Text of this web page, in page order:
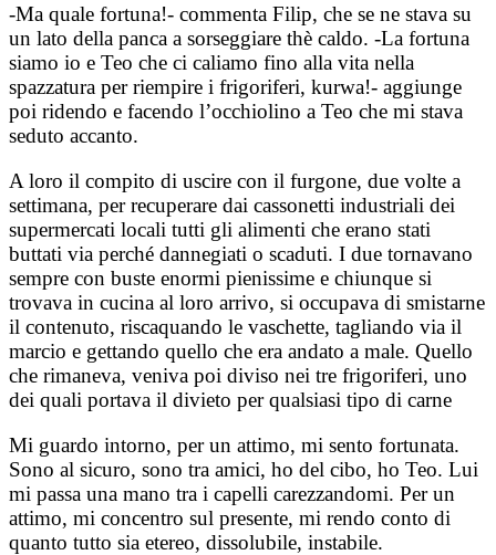
-Ma quale fortuna!- commenta Filip, che se ne stava su
un lato della panca a sorseggiare thè caldo. -La fortuna
siamo io e Teo che ci caliamo fino alla vita nella
spazzatura per riempire i frigoriferi, kurwa!- aggiunge
poi ridendo e facendo l’occhiolino a Teo che mi stava
seduto accanto.
A loro il compito di uscire con il furgone, due volte a
settimana, per recuperare dai cassonetti industriali dei
supermercati locali tutti gli alimenti che erano stati
buttati via perché dannegiati o scaduti. I due tornavano
sempre con buste enormi pienissime e chiunque si
trovava in cucina al loro arrivo, si occupava di smistarne
il contenuto, riscaquando le vaschette, tagliando via il
marcio e gettando quello che era andato a male. Quello
che rimaneva, veniva poi diviso nei tre frigoriferi, uno
dei quali portava il divieto per qualsiasi tipo di carne
Mi guardo intorno, per un attimo, mi sento fortunata.
Sono al sicuro, sono tra amici, ho del cibo, ho Teo. Lui
mi passa una mano tra i capelli carezzandomi. Per un
attimo, mi concentro sul presente, mi rendo conto di
quanto tutto sia etereo, dissolubile, instabile.